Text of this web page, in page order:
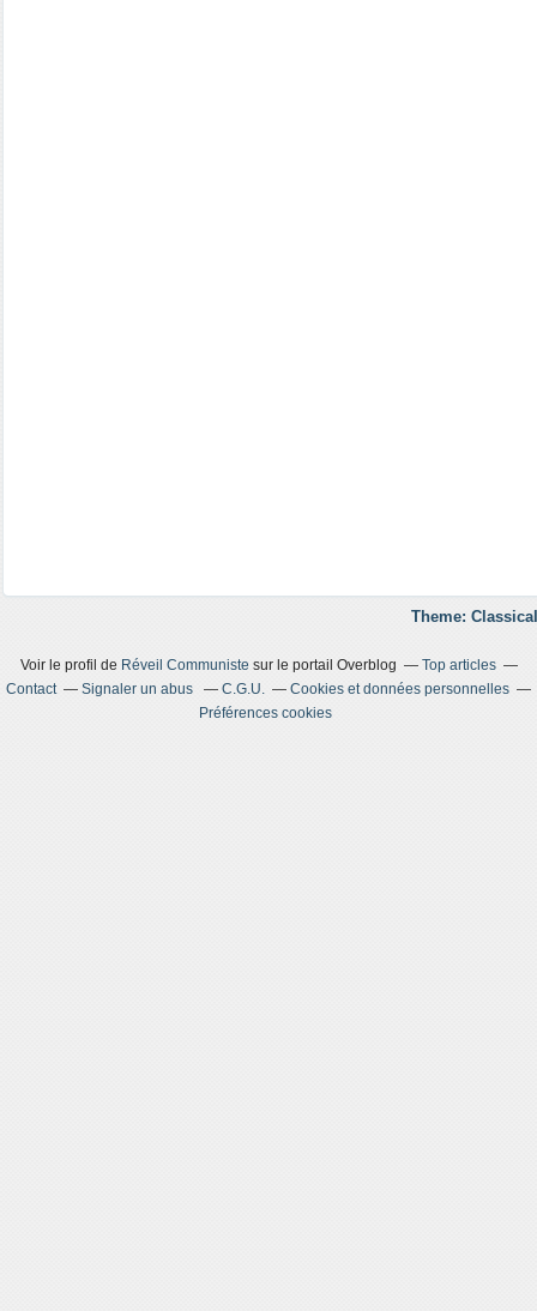
Theme:
Voir le profil de Réveil Communiste sur le portail Overblog
Top articles
Contact
Signaler un abus C.G.U.
Cookies et données personnelles
Préférences cookies